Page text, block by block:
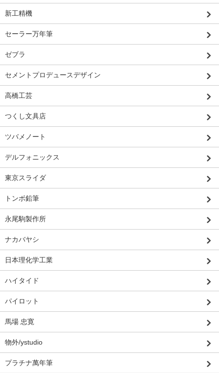
新工精機
セーラー万年筆
ゼブラ
セメントプロデュースデザイン
高橋工芸
つくし文具店
ツバメノート
デルフォニックス
東京スライダ
トンボ鉛筆
永尾駒製作所
ナカバヤシ
日本理化学工業
ハイタイド
パイロット
馬場 忠寛
物外/ystudio
プラチナ萬年筆